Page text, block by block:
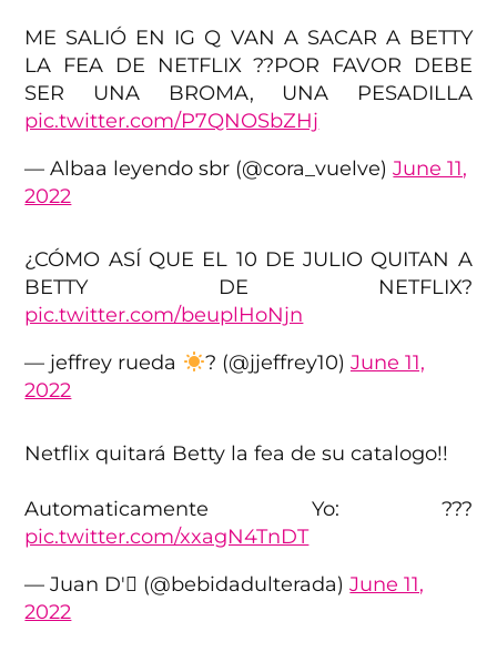
ME SALIÓ EN IG Q VAN A SACAR A BETTY
LA FEA DE NETFLIX ??POR FAVOR DEBE
SER UNA BROMA, UNA PESADILLA
pic.twitter.com/P7QNOSbZHj
— Albaa leyendo sbr (@cora_vuelve)June 11,
2022
¿CÓMO ASÍ QUE EL 10 DE JULIO QUITAN A
BETTY DE NETFLIX?
pic.twitter.com/beuplHoNjn
— jeffrey rueda
? (@jjeffrey10) June 11,
2022
Netflix quitará Betty la fea de su catalogo!!
Automaticamente Yo: ???
pic.twitter.com/xxagN4TnDT
— Juan D' (@bebidadulterada)June 11,
2022